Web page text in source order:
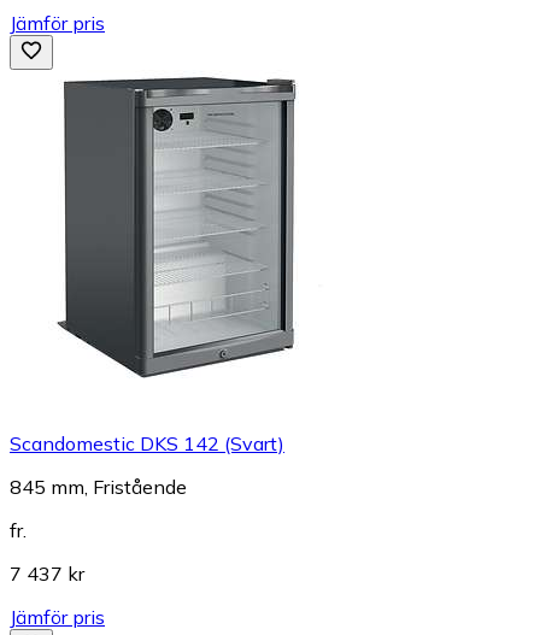
Jämför pris
Scandomestic DKS 142 (Svart)
845 mm, Fristående
fr.
7 437 kr
Jämför pris